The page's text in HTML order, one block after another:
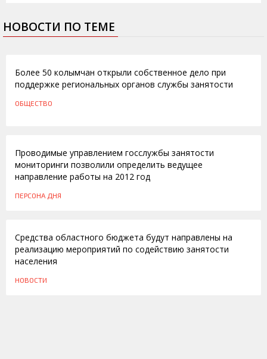
НОВОСТИ ПО ТЕМЕ
Более 50 колымчан открыли собственное дело при
поддержке региональных органов службы занятости
ОБЩЕСТВО
Проводимые управлением госслужбы занятости
мониторинги позволили определить ведущее
направление работы на 2012 год
ПЕРСОНА ДНЯ
Средства областного бюджета будут направлены на
реализацию мероприятий по содействию занятости
населения
НОВОСТИ